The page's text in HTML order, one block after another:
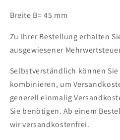
Breite B= 45 mm
Zu Ihrer Bestellung erhalten
ausgewiesener
Selbstverständlich können
kombinieren, um
generell einmalig
Sie benötigen.Ab einem
wir versandkostenfrei.